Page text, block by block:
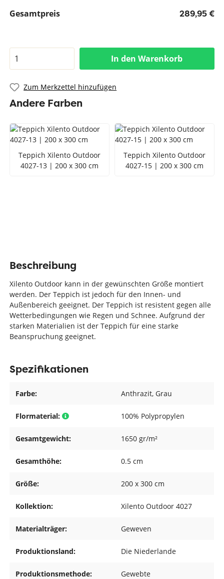
Gesamtpreis 289,95 €
In den Warenkorb
Zum Merkzettel hinzufügen
Andere Farben
Teppich Xilento Outdoor
4027-13 | 200 x 300 cm
Teppich Xilento Outdoor
4027-15 | 200 x 300 cm
Beschreibung
Xilento Outdoor kann in der gewünschten Größe montiert
werden. Der Teppich ist jedoch für den Innen- und
Außenbereich geeignet. Der Teppich ist resistent gegen alle
Wetterbedingungen wie Regen und Schnee. Aufgrund der
starken Materialien ist der Teppich für eine starke
Beanspruchung geeignet.
Spezifikationen
Farbe: Anthrazit, Grau
Flormaterial: 100% Polypropylen
Gesamtgewicht: 1650 gr/m²
Gesamthöhe: 0.5 cm
Größe: 200 x 300 cm
Kollektion: Xilento Outdoor 4027
Materialträger: Geweven
Produktionsland: Die Niederlande
Produktionsmethode: Gewebte